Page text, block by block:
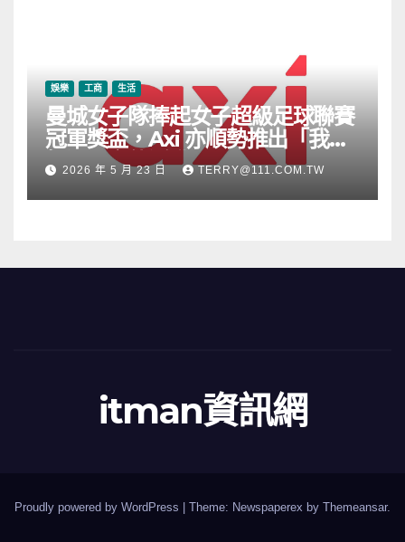
娛樂 工商 生活
曼城女子隊捧起女子超級足球聯賽
冠軍獎盃，Axi 亦順勢推出「我的
根源」宣傳活動
2026 年 5 月 23 日 TERRY@111.COM.TW
itman資訊網
Proudly powered by WordPress Theme: Newspaperex by Themeansar.